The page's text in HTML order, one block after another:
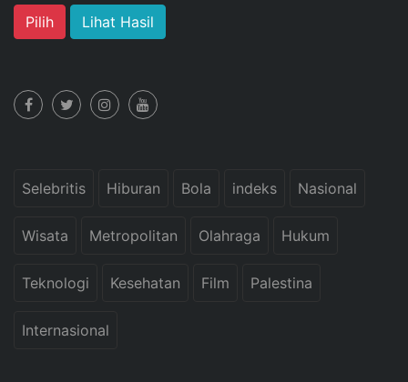
Lihat Hasil
Selebritis Hiburan Bola indeks Nasional
Wisata Metropolitan Olahraga Hukum
Teknologi Kesehatan Film Palestina
Internasional